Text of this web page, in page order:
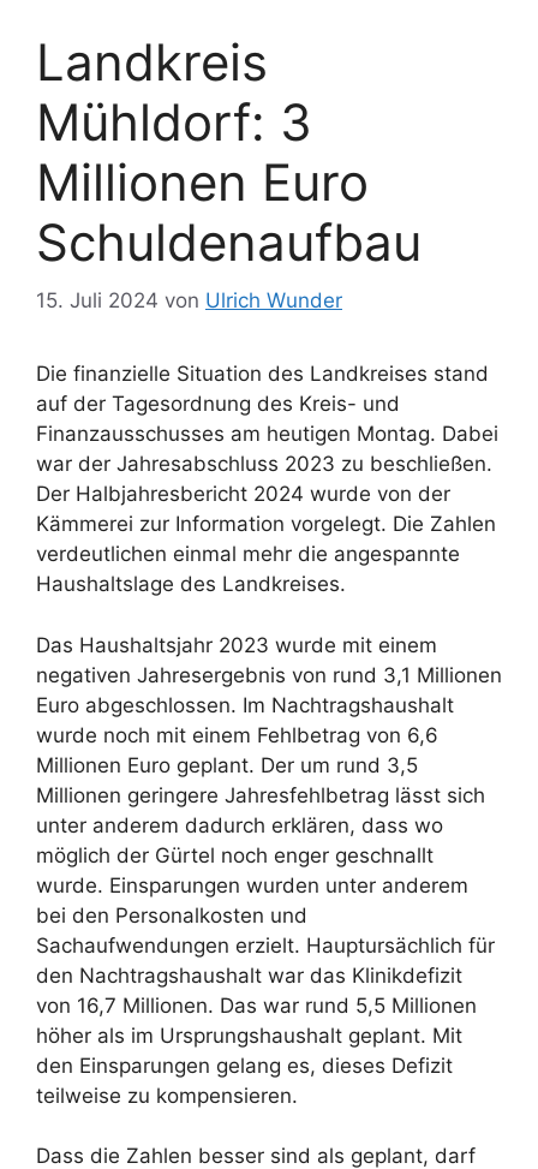
Landkreis
Mühldorf: 3
Millionen Euro
Schuldenaufbau
15. Juli 2024 von Ulrich Wunder
Die finanzielle Situation des Landkreises stand
auf der Tagesordnung des Kreis- und
Finanzausschusses am heutigen Montag. Dabei
war der Jahresabschluss 2023 zu beschließen.
Der Halbjahresbericht 2024 wurde von der
Kämmerei zur Information vorgelegt. Die Zahlen
verdeutlichen einmal mehr die angespannte
Haushaltslage des Landkreises.
Das Haushaltsjahr 2023 wurde mit einem
negativen Jahresergebnis von rund 3,1 Millionen
Euro abgeschlossen. Im Nachtragshaushalt
wurde noch mit einem Fehlbetrag von 6,6
Millionen Euro geplant. Der um rund 3,5
Millionen geringere Jahresfehlbetrag lässt sich
unter anderem dadurch erklären, dass wo
möglich der Gürtel noch enger geschnallt
wurde. Einsparungen wurden unter anderem
bei den Personalkosten und
Sachaufwendungen erzielt. Hauptursächlich für
den Nachtragshaushalt war das Klinikdefizit
von 16,7 Millionen. Das war rund 5,5 Millionen
höher als im Ursprungshaushalt geplant. Mit
den Einsparungen gelang es, dieses Defizit
teilweise zu kompensieren.
Dass die Zahlen besser sind als geplant, darf